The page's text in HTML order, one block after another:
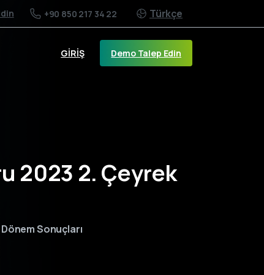
+90 850 217 34 22 Türkçe
GİRİŞ Demo Talep Edin
2023 2. Çeyrek
Sonuçları